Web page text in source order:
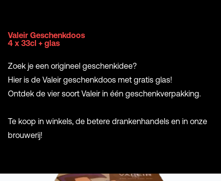
Valeir Geschenkdoos
4 x 33cl + glas
Zoek je een origineel geschenkidee?
Hier is de Valeir geschenkdoos met gratis glas!
Ontdek de vier soort Valeir in één geschenkverpakking.
Te koop in winkels, de betere drankenhandels en in onze
brouwerij!